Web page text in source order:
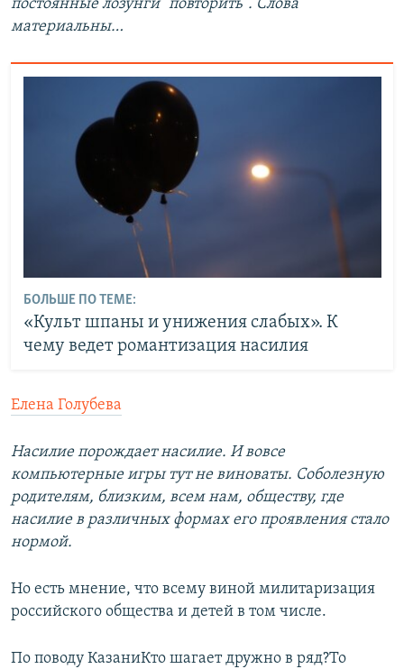
постоянные лозунги "повторить". Слова
материальны…
БОЛЬШЕ ПО ТЕМЕ:
«Культ шпаны и унижения слабых». К
чему ведет романтизация насилия
Елена Голубева
Насилие порождает насилие. И вовсе
компьютерные игры тут не виноваты. Соболезную
родителям, близким, всем нам, обществу, где
насилие в различных формах его проявления стало
нормой.
Но есть мнение, что всему виной милитаризация
российского общества и детей в том числе.
По поводу КазаниКто шагает дружно в ряд?То